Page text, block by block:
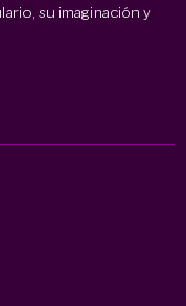
su imaginación y